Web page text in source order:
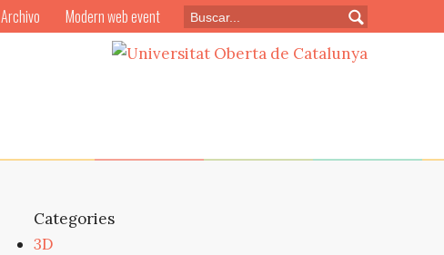
Categories
3D
Archivo Modern web event